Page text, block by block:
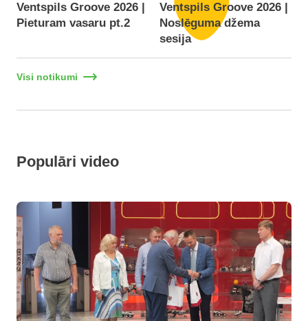
Ventspils Groove 2026 |
Pieturam vasaru pt.2
Ventspils Groove 2026 |
Noslēguma džema
sesija
Visi notikumi
Populāri video